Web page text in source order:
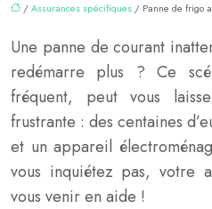
/Assurances spécifiques / Panne de frigo
Une panne de courant
redémarre plus ? Ce
fréquent, peut vous
frustrante : des centaines
et un appareil
vous inquiétez pas, votre
vous venir en aide !